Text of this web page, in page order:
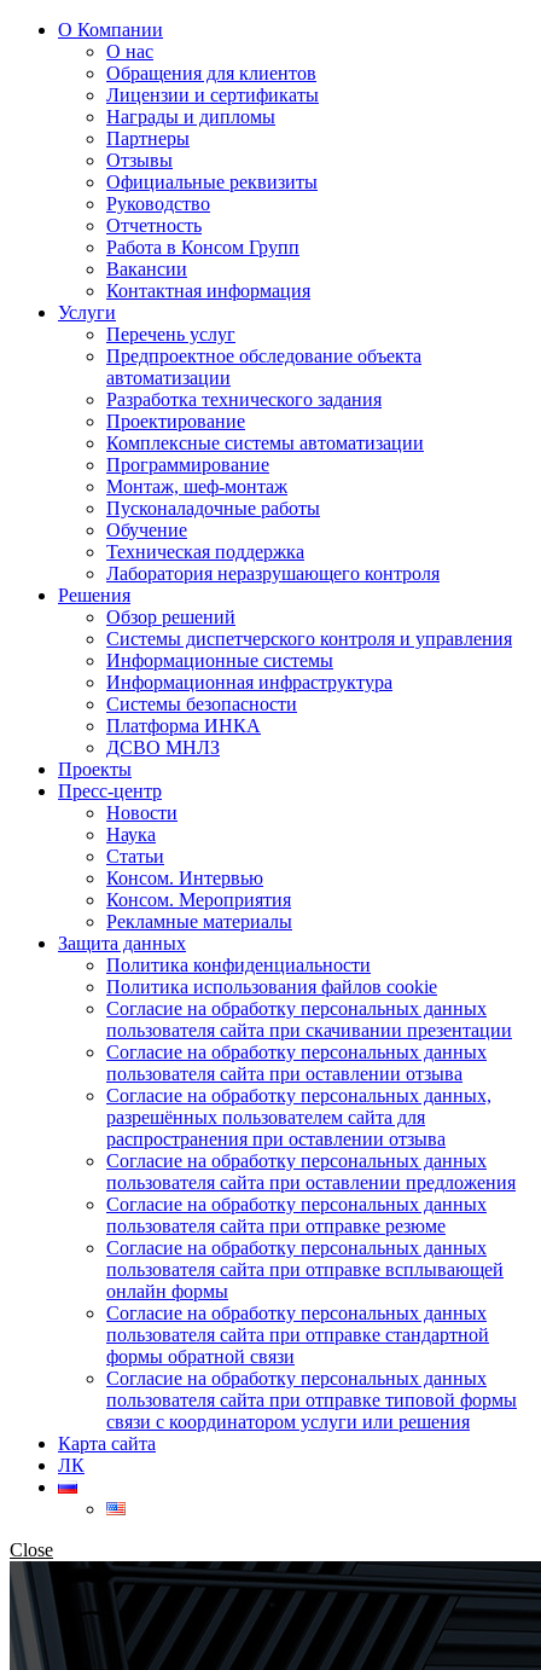
О Компании
О нас
Обращения для клиентов
Лицензии и сертификаты
Награды и дипломы
Партнеры
Отзывы
Официальные реквизиты
Руководство
Отчетность
Работа в Консом Групп
Вакансии
Контактная информация
Услуги
Перечень услуг
Предпроектное обследование объекта
автоматизации
Разработка технического задания
Проектирование
Комплексные системы автоматизации
Программирование
Монтаж, шеф-монтаж
Пусконаладочные работы
Обучение
Техническая поддержка
Лаборатория неразрушающего контроля
Решения
Обзор решений
Системы диспетчерского контроля и управления
Информационные системы
Информационная инфраструктура
Системы безопасности
Платформа ИНКА
ДСВО МНЛЗ
Проекты
Пресс-центр
Новости
Наука
Статьи
Консом. Интервью
Консом. Мероприятия
Рекламные материалы
Защита данных
Политика конфиденциальности
Политика использования файлов cookie
Согласие на обработку персональных данных
пользователя сайта при скачивании презентации
Согласие на обработку персональных данных
пользователя сайта при оставлении отзыва
Согласие на обработку персональных данных,
разрешённых пользователем сайта для
распространения при оставлении отзыва
Согласие на обработку персональных данных
пользователя сайта при оставлении предложения
Согласие на обработку персональных данных
пользователя сайта при отправке резюме
Согласие на обработку персональных данных
пользователя сайта при отправке всплывающей
онлайн формы
Согласие на обработку персональных данных
пользователя сайта при отправке стандартной
формы обратной связи
Согласие на обработку персональных данных
пользователя сайта при отправке типовой формы
связи с координатором услуги или решения
Карта сайта
ЛК
Close